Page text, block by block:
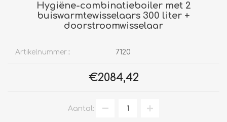
Hygiëne-combinatieboiler met 2
buiswarmtewisselaars 300 liter +
doorstroomwisselaar
Artikelnummer:: 7120
€2084,42
Aantal: